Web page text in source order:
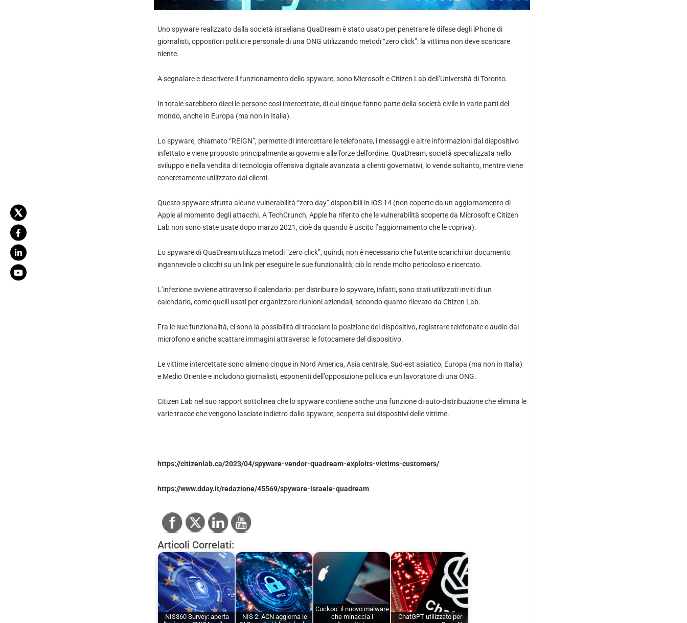
Uno spyware realizzato dalla società israeliana QuaDream è stato usato per penetrare le difese degli iPhone di
giornalisti, oppositori politici e personale di una ONG utilizzando metodi “zero click”: la vittima non deve scaricare
niente.
A segnalare e descrivere il funzionamento dello spyware, sono Microsoft e Citizen Lab dell’Università di Toronto.
In totale sarebbero dieci le persone così intercettate, di cui cinque fanno parte della società civile in varie parti del
mondo, anche in Europa (ma non in Italia).
Lo spyware, chiamato “REIGN”, permette di intercettare le telefonate, i messaggi e altre informazioni dal dispositivo
infettato e viene proposto principalmente ai governi e alle forze dell’ordine. QuaDream, società specializzata nello
sviluppo e nella vendita di tecnologia offensiva digitale avanzata a clienti governativi, lo vende soltanto, mentre viene
concretamente utilizzato dai clienti.
Questo spyware sfrutta alcune vulnerabilità “zero day” disponibili in iOS 14 (non coperte da un aggiornamento di
Apple al momento degli attacchi. A TechCrunch, Apple ha riferito che le vulnerabilità scoperte da Microsoft e Citizen
Lab non sono state usate dopo marzo 2021, cioè da quando è uscito l’aggiornamento che le copriva).
Lo spyware di QuaDream utilizza metodi “zero click”, quindi, non è necessario che l’utente scarichi un documento
ingannevole o clicchi su un link per eseguire le sue funzionalità; ciò lo rende molto pericoloso e ricercato.
L’infezione avviene attraverso il calendario: per distribuire lo spyware, infatti, sono stati utilizzati inviti di un
calendario, come quelli usati per organizzare riunioni aziendali, secondo quanto rilevato da Citizen Lab.
Fra le sue funzionalità, ci sono la possibilità di tracciare la posizione del dispositivo, registrare telefonate e audio dal
microfono e anche scattare immagini attraverso le fotocamere del dispositivo.
Le vittime intercettate sono almeno cinque in Nord America, Asia centrale, Sud-est asiatico, Europa (ma non in Italia)
e Medio Oriente e includono giornalisti, esponenti dell’opposizione politica e un lavoratore di una ONG.
Citizen Lab nel suo rapport sottolinea che lo spyware contiene anche una funzione di auto-distribuzione che elimina le
varie tracce che vengono lasciate indietro dallo spyware, scoperta sui dispositivi delle vittime.
https://citizenlab.ca/2023/04/spyware-vendor-quadream-exploits-victims-customers/
https://www.dday.it/redazione/45569/spyware-israele-quadream
Articoli Correlati:
NIS360 Survey: aperta
NIS 2: ACN aggiorna le
Cuckoo: il nuovo malware
che minaccia i
ChatGPT utilizzato per